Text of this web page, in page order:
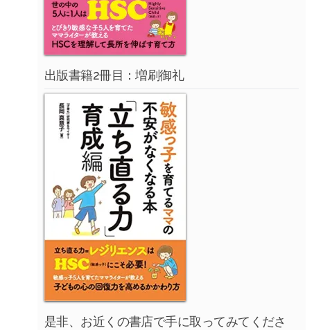
出版書籍2冊目：増刷御礼
是非、お近くの書店で手に取ってみてくださ